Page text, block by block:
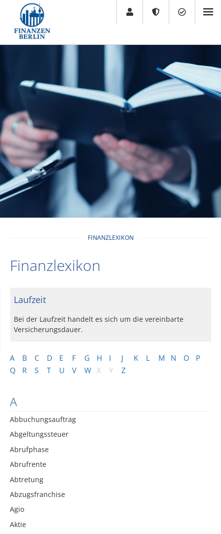
FINANZLEXIKON
Finanzlexikon
A B C D E F G H I J K L M N O
P
Q
R S T U V W X Y Z
A
Abbuchungsauftrag
Abgeltungssteuer
Abrufphase
Abrufrente
Abtretung
Abzugsfranchise
Agio
Aktie
Laufzeit
Bei der Laufzeit handelt es sich um die vereinbarte
Versicherungsdauer.